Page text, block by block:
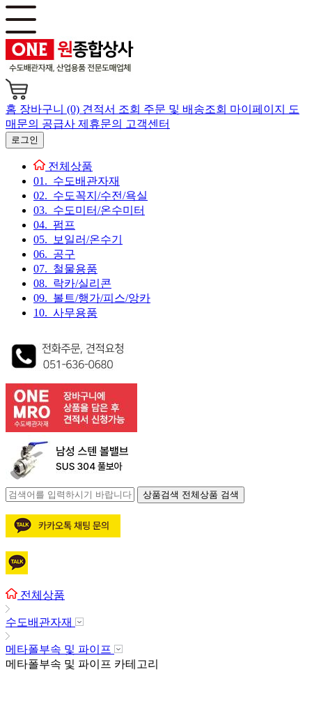
홈 장바구니 (0) 견적서 조회 주문 및 배송조회 마이페이지
도
매문의 공급사 제휴문의 고객센터
로그인
전체상품
01. 수도배관자재
02. 수도꼭지/수전/욕실
03. 수도미터/온수미터
04. 펌프
05. 보일러/온수기
06. 공구
07. 철물용품
08. 락카/실리콘
09. 볼트/행가/피스/앙카
10. 사무용품
상품검색 전체상품 검색
전체상품
수도배관자재
메타폴부속 및 파이프
메타폴부속 및 파이프 카테고리